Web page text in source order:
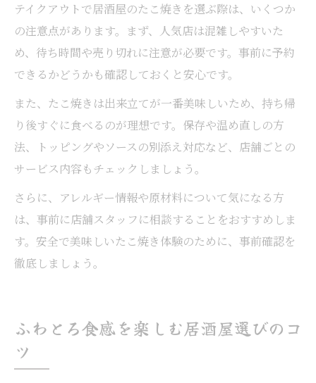
テイクアウトで居酒屋のたこ焼きを選ぶ際は、いくつか
の注意点があります。まず、人気店は混雑しやすいた
め、待ち時間や売り切れに注意が必要です。事前に予約
できるかどうかも確認しておくと安心です。
また、たこ焼きは出来立てが一番美味しいため、持ち帰
り後すぐに食べるのが理想です。保存や温め直しの方
法、トッピングやソースの別添え対応など、店舗ごとの
サービス内容もチェックしましょう。
さらに、アレルギー情報や原材料について気になる方
は、事前に店舗スタッフに相談することをおすすめしま
す。安全で美味しいたこ焼き体験のために、事前確認を
徹底しましょう。
ふわとろ食感を楽しむ居酒屋選びのコ
ツ